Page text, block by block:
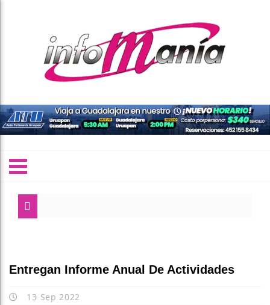
Entregan Informe Anual De Actividades
13 Sep 2022